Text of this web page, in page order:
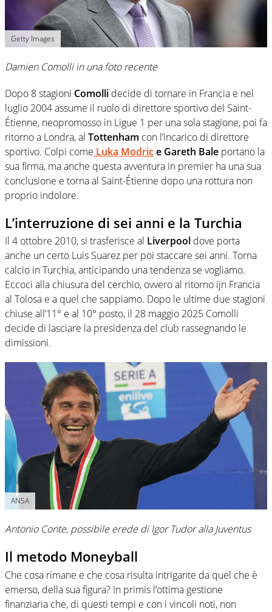
Getty Images
Damien Comolli in una foto recente
Dopo 8 stagioni Comolli decide di tornare in Francia e nel
luglio 2004 assume il ruolo di direttore sportivo del Saint-
Étienne, neopromosso in Ligue 1 per una sola stagione, poi fa
ritorno a Londra, al Tottenham con l’incarico di direttore
sportivo. Colpi come Luka Modrice Gareth Bale portano la
sua firma, ma anche questa avventura in premier ha una sua
conclusione e torna al Saint-Étienne dopo una rottura non
proprio indolore.
L’interruzione di sei anni e la Turchia
Il 4 ottobre 2010, si trasferisce al Liverpool dove porta
anche un certo Luis Suarez per poi staccare sei anni. Torna
calcio in Turchia, anticipando una tendenza se vogliamo.
Eccoci alla chiusura del cerchio, ovvero al ritorno ijn Francia
al Tolosa e a quel che sappiamo. Dopo le ultime due stagioni
chiuse all’11° e al 10° posto, il 28 maggio 2025 Comolli
decide di lasciare la presidenza del club rassegnando le
dimissioni.
ANSA
Antonio Conte, possibile erede di Igor Tudor alla Juventus
Il metodo Moneyball
Che cosa rimane e che cosa risulta intrigante da quel che è
emerso, della sua figura? In primis l’ottima gestione
finanziaria che, di questi tempi e con i vincoli noti, non